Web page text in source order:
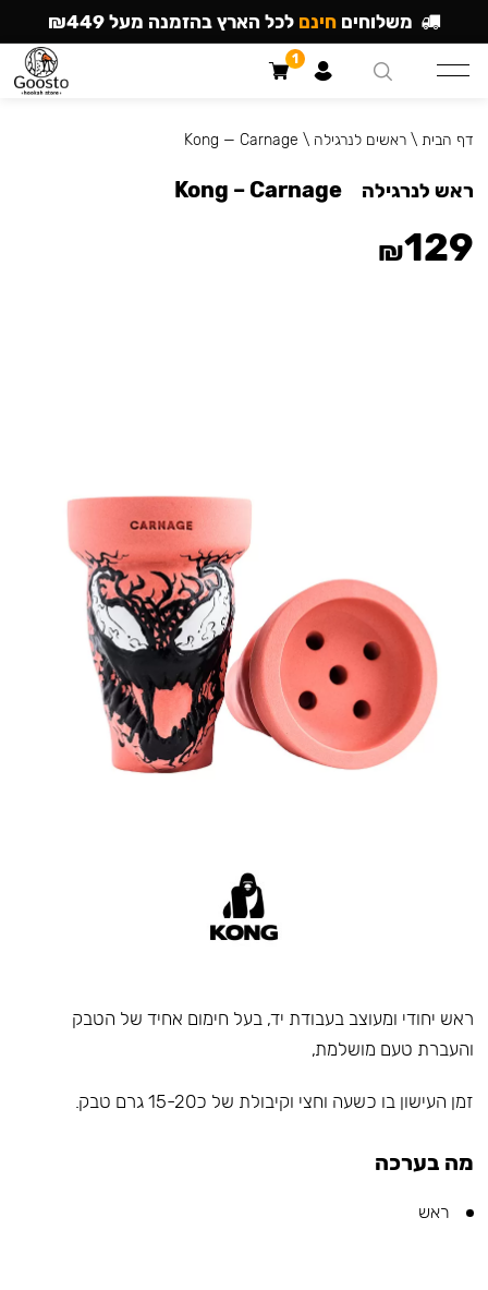
ראש יחודי ומעוצב בעבודת יד, בעל חימום אחיד של הטבק
והעברת טעם מושלמת,
זמן העישון בו כשעה וחצי וקיבולת של כ15-20 גרם טבק.
מה בערכה
ראש
דף הבית \ראשים לנרגילה \
Kong — Carnage
ראש לנרגילה Kong – Carnage
₪129
משלוחים חינם לכל הארץ בהזמנה מעל ₪449
1